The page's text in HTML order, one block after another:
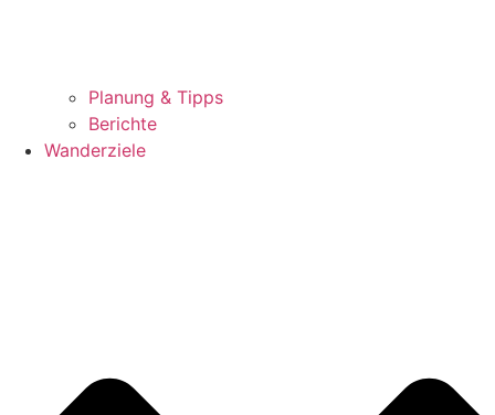
Planung & Tipps
Berichte
Wanderziele